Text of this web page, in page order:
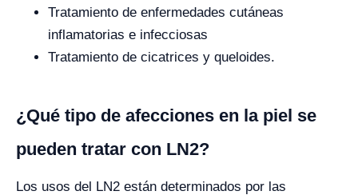
Tratamiento de enfermedades cutáneas
inflamatorias e infecciosas
Tratamiento de cicatrices y queloides.
¿Qué tipo de afecciones en la piel se
pueden tratar con LN2?
Los usos del LN2 están determinados por las